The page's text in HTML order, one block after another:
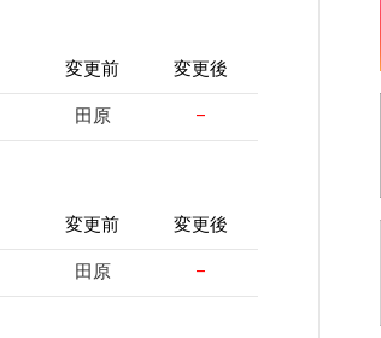
変更前 変更後
田原 –
変更前 変更後
田原 –